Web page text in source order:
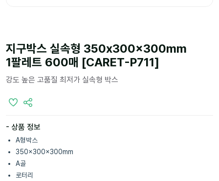
지구박스 실속형 350x300x300mm
1팔레트 600매 [CARET-P711]
강도 높은 고품질 최저가 실속형 박스
- 상품 정보
A형박스
350x300x300mm
A골
로터리